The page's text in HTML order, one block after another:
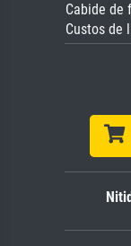
Cabide de
Custos de